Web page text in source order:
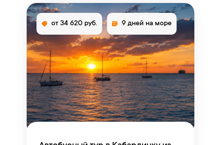
от 34 620 руб. 9 дней на море